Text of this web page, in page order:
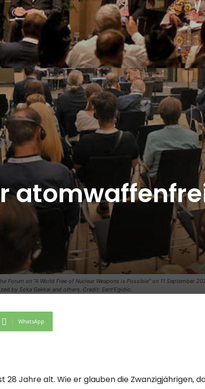
on "A World Free of Nuclear Weapons is Possible" on 11 September
by Soka Gakkai and others. Credit: Sant'Egidio.
WhatsApp
28 Jahre alt. Wie er glauben die Zwanzigjährigen,